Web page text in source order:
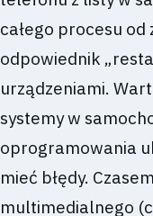
całego procesu
odpowiednik
urządzeniami.
systemy w
oprogramowania
mieć błędy.
multimedialnego